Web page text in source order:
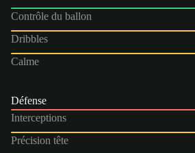
Contrôle du ballon
Dribbles
Calme
Défense
Interceptions
Précision tête